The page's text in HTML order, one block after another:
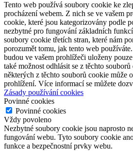
Tento web používá soubory cookie ke
procházení webem. Z nich se ve vašem
cookie, které jsou kategorizovány podle
nezbytné pro fungování základních
soubory cookie třetích stran, které nám
porozumět tomu, jak tento web
budou ve vašem prohlížeči uloženy
také možnost odhlásit se z těchto
některých z těchto souborů cookie může
prohlížení. Více informací se můžete
Zásady používání cookies
Povinné cookies
Povinné cookies
Vždy povoleno
Nezbytné soubory cookie jsou naprosto
fungování webu. Tyto soubory cookie
funkce a bezpečnostní prvky webu.